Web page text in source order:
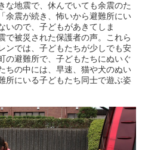
な地震で、休んでいても余震のた
余震が続き、怖いから避難所にい
いので、子どもがあきてしま
で被災された保護者の声。これら
ンでは、子どもたちが少しでも安
の避難所で、子どもたちにぬいぐ
ちの中には、早速、猫や犬のぬい
所にいる子どもたち同士で遊ぶ姿